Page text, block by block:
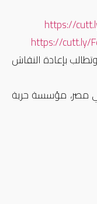
https://
https://cutt.ly/
بإعادة النقاش
مصر، مؤسسة حرية